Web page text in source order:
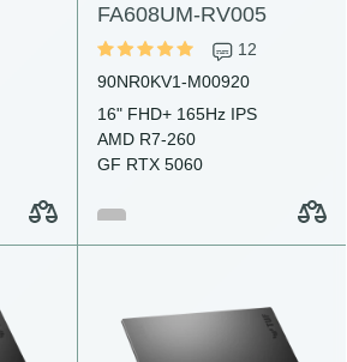
FA608UM-RV005
12
90NR0KV1-M00920
16" FHD+ 165Hz IPS
AMD R7-260
GF RTX 5060